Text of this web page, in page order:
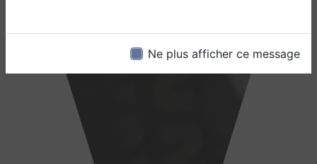
Ne plus afficher ce message